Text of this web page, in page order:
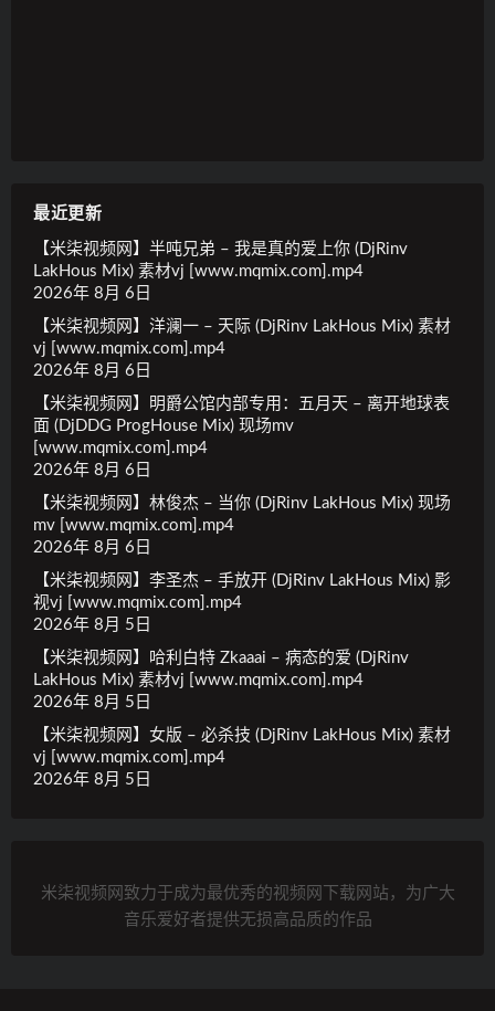
最近更新
【米柒视频网】半吨兄弟 – 我是真的爱上你 (DjRinv
LakHous Mix) 素材vj [www.mqmix.com].mp4
2026年 8月 6日
【米柒视频网】洋澜一 – 天际 (DjRinv LakHous Mix) 素材
vj [www.mqmix.com].mp4
2026年 8月 6日
【米柒视频网】明爵公馆内部专用：五月天 – 离开地球表
面 (DjDDG ProgHouse Mix) 现场mv
[www.mqmix.com].mp4
2026年 8月 6日
【米柒视频网】林俊杰 – 当你 (DjRinv LakHous Mix) 现场
mv [www.mqmix.com].mp4
2026年 8月 6日
【米柒视频网】李圣杰 – 手放开 (DjRinv LakHous Mix) 影
视vj [www.mqmix.com].mp4
2026年 8月 5日
【米柒视频网】哈利白特 Zkaaai – 病态的爱 (DjRinv
LakHous Mix) 素材vj [www.mqmix.com].mp4
2026年 8月 5日
【米柒视频网】女版 – 必杀技 (DjRinv LakHous Mix) 素材
vj [www.mqmix.com].mp4
2026年 8月 5日
米柒视频网致力于成为最优秀的视频网下载网站，为广大
音乐爱好者提供无损高品质的作品